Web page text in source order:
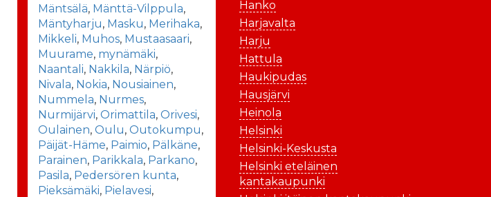
Mäntsälä, Mänttä-Vilppula,
Mäntyharju, Masku, Merihaka,
Mikkeli, Muhos, Mustaasaari,
Muurame, mynämäki,
Naantali, Nakkila, Närpiö,
Nivala, Nokia, Nousiainen,
Nummela, Nurmes,
Nurmijärvi,Orimattila,Orivesi,
Oulainen,Oulu,Outokumpu,
Päijät-Häme, Paimio, Pälkäne,
Parainen, Parikkala, Parkano,
Pasila, Pedersören kunta,
Pieksämäki, Pielavesi,
Hanko
Harjavalta
Harju
Hattula
Haukipudas
Hausjärvi
Heinola
Helsinki
Helsinki-Keskusta
Helsinki eteläinen
kantakaupunki